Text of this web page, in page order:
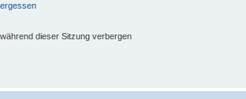
dieser Sitzung verbergen